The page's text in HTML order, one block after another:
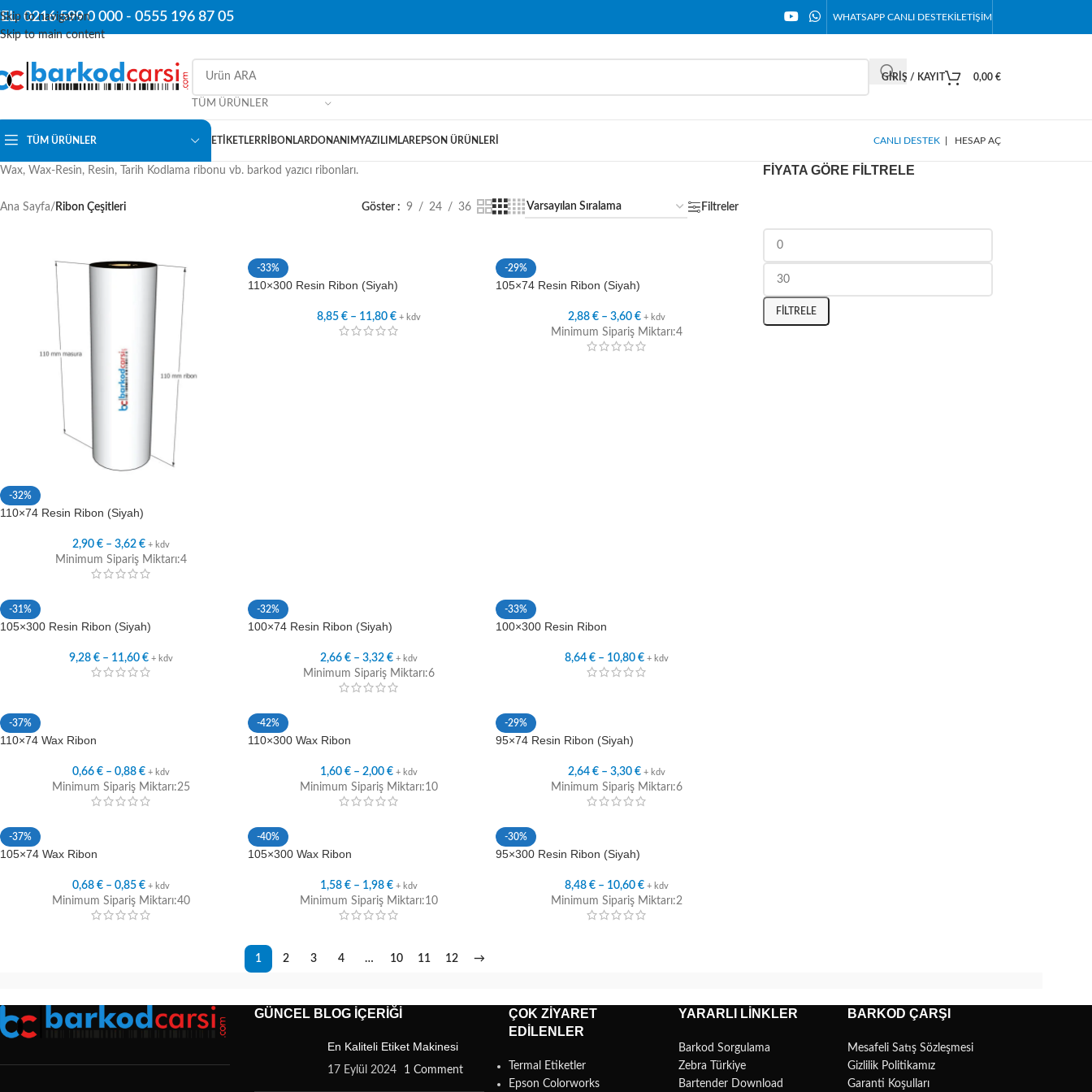
Skip to navigation
Skip to main content
0216 599 0 000 - 0555 196 87 05 WHATSAPP CANLI DESTEKİLETIŞIM
TÜM ÜRÜNLER
GIRIŞ / KAYIT 0,00 €
TÜM ÜRÜNLER ETIKETLER RIBONLAR DONANIMYAZILIMLAR EPSON ÜRÜNLERI CANLI DESTEK HESAP AÇ
Wax, Wax-Resin, Resin, Tarih Kodlama ribonu vb. barkod yazıcı ribonları.
Ana Sayfa/ Ribon Çeşitleri Göster 9 24 36 Filtreler
-32%
110×74 Resin Ribon (Siyah)
2,90€ –3,62€ + kdv
Minimum Sipariş Miktarı:4
-33%
110×300 Resin Ribon (Siyah)
8,85€ – 11,80€ + kdv
-29%
105×74 Resin Ribon (Siyah)
2,88€ –3,60€ + kdv
Minimum Sipariş Miktarı:4
-31%
105×300 Resin Ribon (Siyah)
9,28€ – 11,60€ + kdv
-32%
100×74 Resin Ribon (Siyah)
2,66€ –3,32€ + kdv
Minimum Sipariş Miktarı:6
-33%
100×300 Resin Ribon
8,64€ – 10,80€ + kdv
-37%
110×74 Wax Ribon
0,66€ –0,88€ + kdv
Minimum Sipariş Miktarı:25
-42%
110×300 Wax Ribon
1,60€ –2,00€ + kdv
Minimum Sipariş Miktarı:10
-29%
95×74 Resin Ribon (Siyah)
2,64€ –3,30€ + kdv
Minimum Sipariş Miktarı:6
-37%
105×74 Wax Ribon
0,68€ –0,85€ + kdv
Minimum Sipariş Miktarı:40
-40%
105×300 Wax Ribon
1,58€ – 1,98€ + kdv
Minimum Sipariş Miktarı:10
-30%
95×300 Resin Ribon (Siyah)
8,48€ – 10,60€ + kdv
Minimum Sipariş Miktarı:2
1 2 3 4 … 10 11 12 →
FIYATA GÖRE FILTRELE
FILTRELE
GÜNCEL BLOG İÇERIĞI
En Kaliteli Etiket Makinesi
17 Eylül 2024 1 Comment
ÇOK ZIYARET
EDILENLER
Termal Etiketler
Epson Colorworks
YARARLI LINKLER
Barkod Sorgulama
Zebra Türkiye
Bartender Download
BARKOD ÇARŞI
Mesafeli Satış Sözleşmesi
Gizlilik Politikamız
Garanti Koşulları